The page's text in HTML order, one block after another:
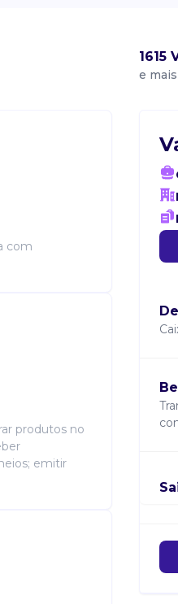
1615
e
com
produtos no
emitir